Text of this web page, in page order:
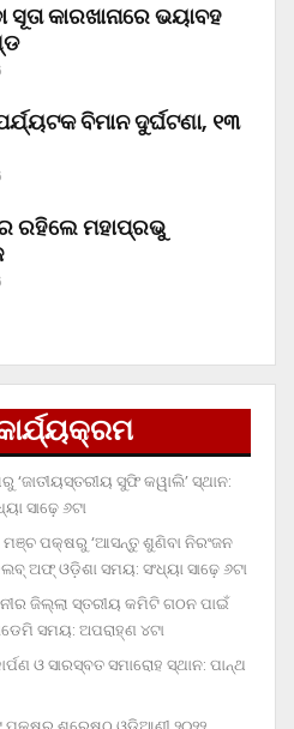
ସୂତା କାରଖାନାରେ ଭୟାବହ
ବିମାନ ଦୁର୍ଘଟଣା, ୧୩
ରହିଲେ ମହାପ୍ରଭୁ
‘ଜାତୀୟସ୍ତରୀୟ ସୁଫି କୱାଲି’ ସ୍ଥାନ:
ସାଢ଼େ ୬ଟା
ପକ୍ଷରୁ ‘ଆସନ୍ତୁ ଶୁଣିବା ନିରଂଜନ
ଅଫ୍‌ ଓଡ଼ିଶା ସମୟ: ସଂଧ୍ୟା ସାଢ଼େ ୬ଟା
ଜିଲ୍ଲା ସ୍ତରୀୟ କମିଟି ଗଠନ ପାଇଁ
ସମୟ: ଅପରାହ୍‌ଣ ୪ଟା
ଓ ସାରସ୍ବତ ସମାରୋହ ସ୍ଥାନ: ପାନ୍ଥ